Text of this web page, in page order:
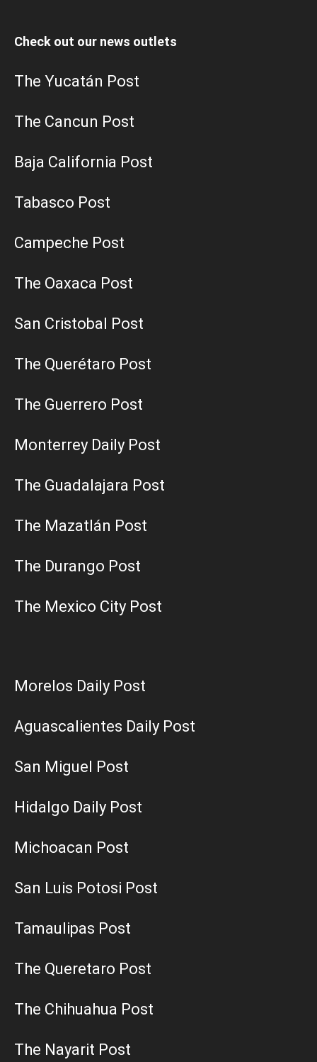
Check out our news outlets
The Yucatán Post
The Cancun Post
Baja California Post
Tabasco Post
Campeche Post
The Oaxaca Post
San Cristobal Post
The Querétaro Post
The Guerrero Post
Monterrey Daily Post
The Guadalajara Post
The Mazatlán Post
The Durango Post
The Mexico City Post
Morelos Daily Post
Aguascalientes Daily Post
San Miguel Post
Hidalgo Daily Post
Michoacan Post
San Luis Potosi Post
Tamaulipas Post
The Queretaro Post
The Chihuahua Post
The Nayarit Post